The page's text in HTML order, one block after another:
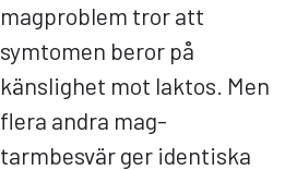
magproblem tror att
symtomen beror på
känslighet mot laktos. Men
flera andra mag-
tarmbesvär ger identiska